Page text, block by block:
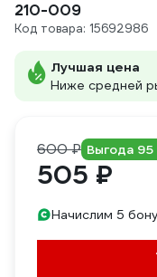
210-009
Код товара: 15692986
Лучшая цена
Ниже средней
600 ₽ Выгода 95
505 ₽
Начислим 5